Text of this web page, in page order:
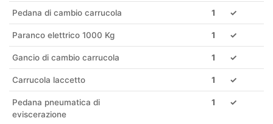
Pedana di cambio carrucola 1 ✓
Paranco elettrico 1000 Kg 1 ✓
Gancio di cambio carrucola 1 ✓
Carrucola laccetto 1 ✓
Pedana pneumatica di
eviscerazione
1 ✓